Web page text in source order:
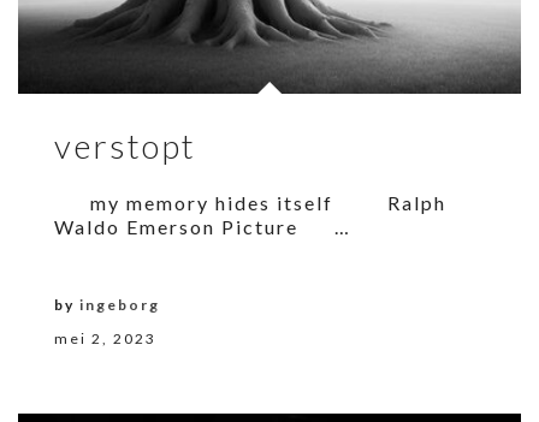
verstopt
my memory hides itself Ralph
Waldo Emerson Picture …
mei 2, 2023
by ingeborg